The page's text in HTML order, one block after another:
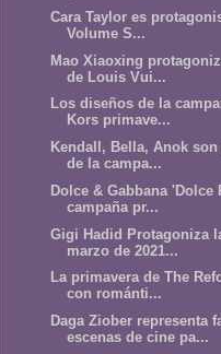
Cara Taylor es
Volume S...
Mao Xiaoxing
de Louis Vui...
Los diseños de la
Kors primave...
Kendall, Bella, Anok
de la campa...
Dolce & Gabbana 'Dolce
campaña pr...
Gigi Hadid Protagoniza
marzo de 2021...
La primavera de The
con románti...
Daga Ziober representa
escenas de cine pa...